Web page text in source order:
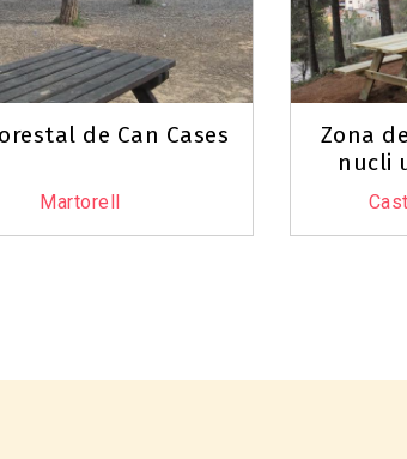
de Can Cases
Martorell
Zona
nucli